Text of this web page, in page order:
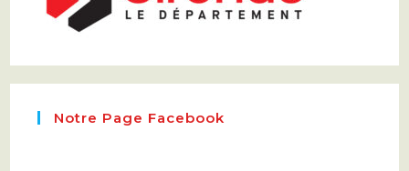
Notre Page Facebook